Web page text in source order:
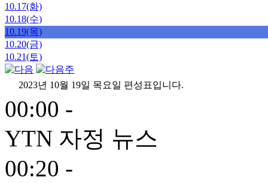
10.17(화)
10.18(수)
10.19(목)
10.20(금)
10.21(토)
2023년 10월 19일 목요일 편성표입니다.
00:00 -
YTN 자정 뉴스
00:20 -